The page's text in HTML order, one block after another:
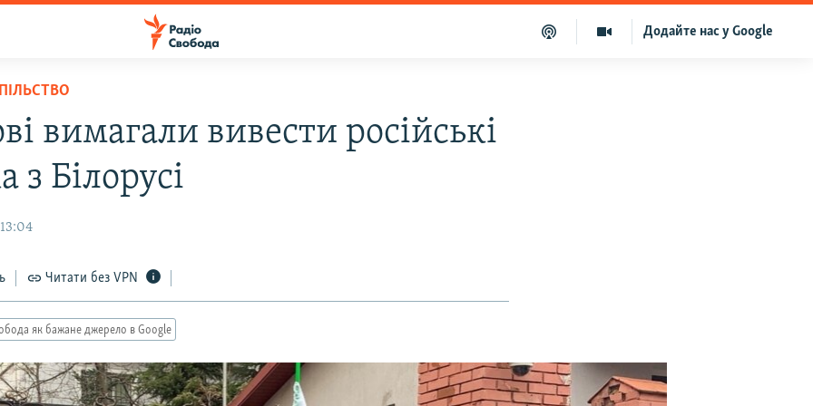
Додайте нас у Google
вимагали вивести російські
з Білорусі
Читати без VPN
як бажане джерело в Google